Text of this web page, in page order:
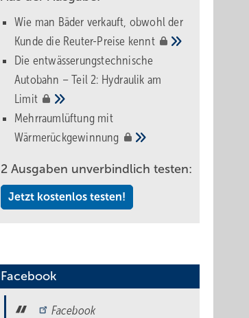
Wie man Bäder verkauft, obwohl der
Kunde die Reuter-Preise kennt
Die entwässerungstechnische
Autobahn – Teil 2: Hydraulik am
Limit
Mehrraumlüftung mit
Wärmerückgewinnung
2 Ausgaben unverbindlich testen:
Jetzt kostenlos testen!
Facebook
Facebook